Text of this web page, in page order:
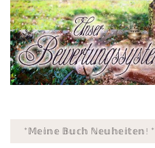
*𝕄𝕖𝕚𝕟𝕖 𝔹𝕦𝕔𝕙 ℕ𝕖𝕦𝕙𝕖𝕚𝕥𝕖𝕟! *